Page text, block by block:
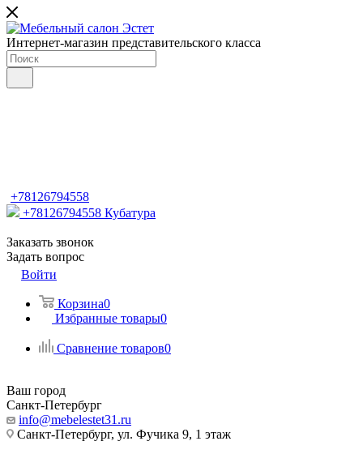
Интернет-магазин представительского класса
+78126794558
+78126794558 Кубатура
Заказать звонок
Задать вопрос
Войти
Корзина0
Избранные товары0
Сравнение товаров0
Ваш город
Санкт-Петербург
info@mebelestet31.ru
Санкт-Петербург, ул. Фучика 9, 1 этаж